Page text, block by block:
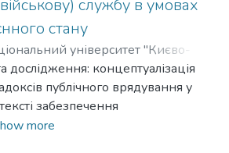
службу в умовах
стану
університет "Києво-
академія",2025)Довга,
дослідження: концептуалізація
публічного врядування у
забезпечення
права на
more